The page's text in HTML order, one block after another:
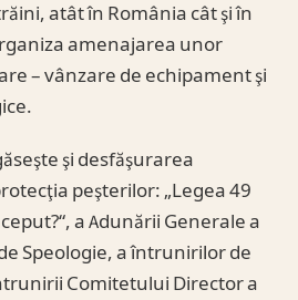
atât în România cât şi în
amenajarea unor
– vânzare de echipament şi
şi desfăşurarea
peşterilor: „Legea 49
a Adunării Generale a
Speologie, a întrunirilor de
Comitetului Director a